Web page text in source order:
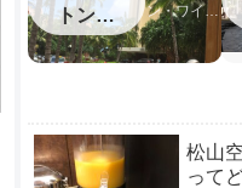
トンワ
イキキ
ン・ワイキ
キ宿泊記
松山
って